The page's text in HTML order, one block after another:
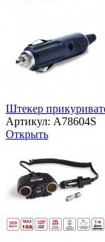
Штекер
Артикул: A78604S
Открыть